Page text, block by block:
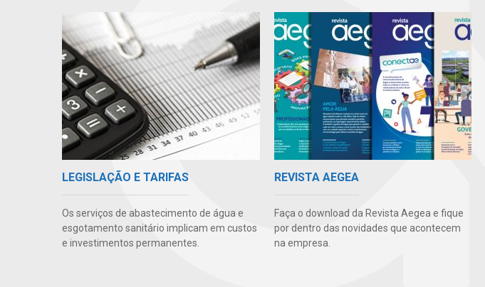
LEGISLAÇÃO E TARIFAS
Os serviços de abastecimento de água e
esgotamento sanitário implicam em custos
e investimentos permanentes.
REVISTA AEGEA
Faça o download da Revista Aegea e fique
por dentro das novidades que acontecem
na empresa.